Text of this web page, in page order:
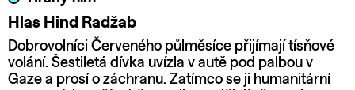
Hlas Hind Radžab
Dobrovolníci Červeného půlměsíce přijímají tísňové
volání. Šestiletá dívka uvízla v autě pod palbou v
Gaze a prosí o záchranu. Zatímco se ji humanitární